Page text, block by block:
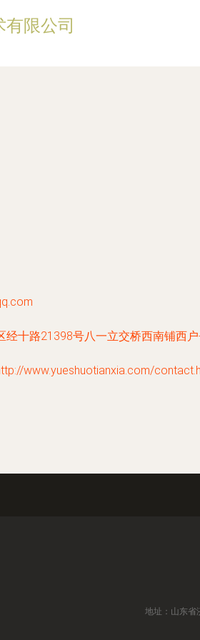
限公司
经十路21398号八一立交桥西南铺西
www.yueshuotianxia.com/
地址：山东省